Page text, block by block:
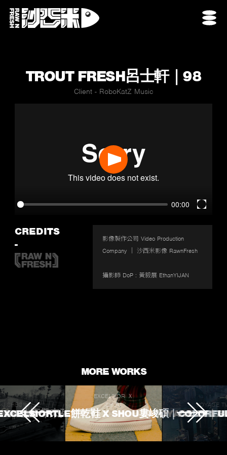
TROUT FRESH呂士軒｜98
Client - RoboKatZ Music
00:00
Play
CREDITS
-
影像製作公司 Video Production
Company ｜ 沙西米影像 RawnFresh
攝影師 DoP : 黃毅展 EthanYIJAN
MORE WORKS
J.SHEON
生不帶來死不帶走
EXCELSIOR Ｘ
SHOU
餅乾鞋 X SHOU婁峻碩｜
VOYAGE
VOYAGE TV｜